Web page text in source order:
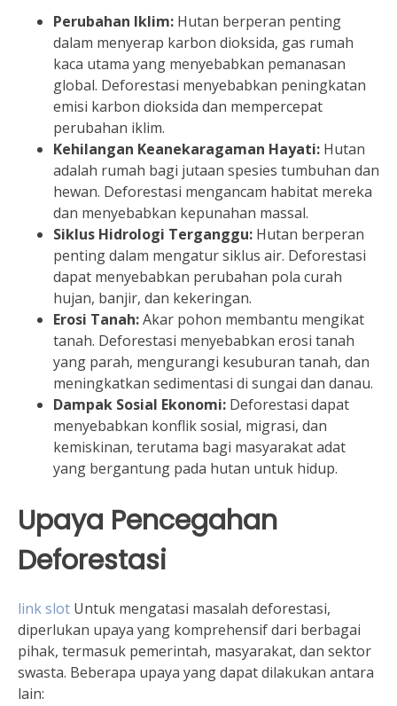
Perubahan Iklim: Hutan berperan penting
dalam menyerap karbon dioksida, gas rumah
kaca utama yang menyebabkan pemanasan
global. Deforestasi menyebabkan peningkatan
emisi karbon dioksida dan mempercepat
perubahan iklim.
Kehilangan Keanekaragaman Hayati: Hutan
adalah rumah bagi jutaan spesies tumbuhan dan
hewan. Deforestasi mengancam habitat mereka
dan menyebabkan kepunahan massal.
Siklus Hidrologi Terganggu: Hutan berperan
penting dalam mengatur siklus air. Deforestasi
dapat menyebabkan perubahan pola curah
hujan, banjir, dan kekeringan.
Erosi Tanah:Akar pohon membantu mengikat
tanah. Deforestasi menyebabkan erosi tanah
yang parah, mengurangi kesuburan tanah, dan
meningkatkan sedimentasi di sungai dan danau.
Dampak Sosial Ekonomi: Deforestasi dapat
menyebabkan konflik sosial, migrasi, dan
kemiskinan, terutama bagi masyarakat adat
yang bergantung pada hutan untuk hidup.
Upaya Pencegahan
Deforestasi
link slot Untuk mengatasi masalah deforestasi,
diperlukan upaya yang komprehensif dari berbagai
pihak, termasuk pemerintah, masyarakat, dan sektor
swasta. Beberapa upaya yang dapat dilakukan antara
lain: